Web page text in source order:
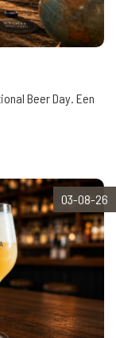
Beer Day. Een
03-08-26